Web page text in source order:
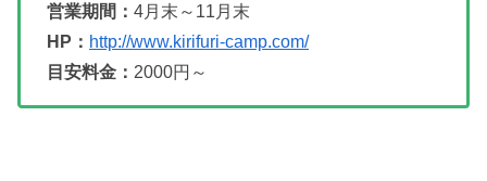
営業期間： 4月末～11月末
HP： http://www.kirifuri-camp.com/
目安料金： 2000円～